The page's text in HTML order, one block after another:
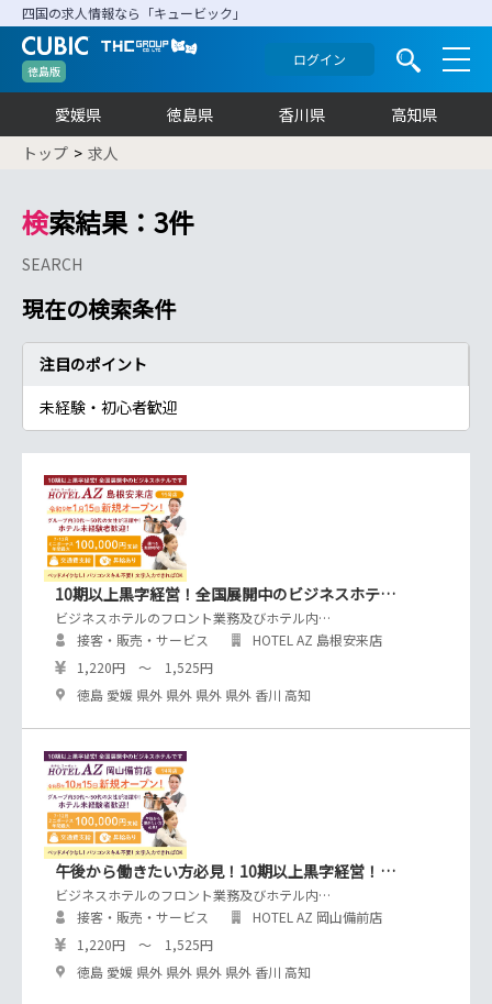
四国の求人情報なら「キュービック」
徳島版
ログイン
愛媛県 徳島県 香川県
高知県
トップ
求人
検索結果：3件
SEARCH
現在の検索条件
注目のポイント
未経験・初心者歓迎
10期以上黒字経営！全国展開中のビジネスホテ…
ビジネスホテルのフロント業務及びホテル内…
接客・販売・サービス
HOTEL AZ 島根安来店
1,220円 ～ 1,525円
徳島 愛媛 県外 県外 県外 県外 香川 高知
午後から働きたい方必見！10期以上黒字経営！…
ビジネスホテルのフロント業務及びホテル内…
接客・販売・サービス
HOTEL AZ 岡山備前店
1,220円 ～ 1,525円
徳島 愛媛 県外 県外 県外 県外 香川 高知